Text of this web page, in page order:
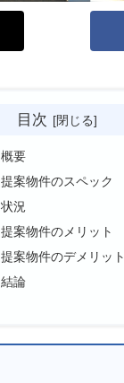
目次
概要
提案物件のスペック
状況
提案物件のメリット
提案物件のデメリット
結論